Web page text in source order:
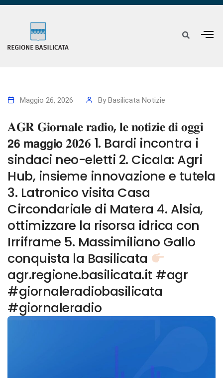
Maggio 26, 2026 By Basilicata Notizie
𝐀𝐆𝐑 𝐆𝐢𝐨𝐫𝐧𝐚𝐥𝐞 𝐫𝐚𝐝𝐢𝐨, 𝐥𝐞 𝐧𝐨𝐭𝐢𝐳𝐢𝐞 𝐝𝐢 𝐨𝐠𝐠𝐢
𝟮𝟲 𝗺𝗮𝗴𝗴𝗶𝗼 𝟐𝟎𝟐𝟔 1. Bardi incontra i
sindaci neo-eletti 2. Cicala: Agri
Hub, insieme innovazione e tutela
3. Latronico visita Casa
Circondariale di Matera 4. Alsia,
ottimizzare la risorsa idrica con
Irriframe 5. Massimiliano Gallo
conquista la Basilicata
agr.regione.basilicata.it #agr
#giornaleradiobasilicata
#giornaleradio